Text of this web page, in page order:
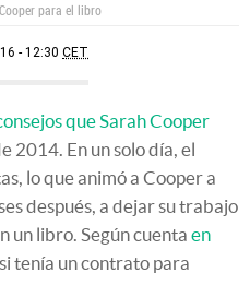
para el libro
- 12:30 CET
que Sarah Cooper
2014. En un solo día, el
lo que animó a Cooper a
después, a dejar su trabajo
un libro. Según cuenta en
tenía un contrato para